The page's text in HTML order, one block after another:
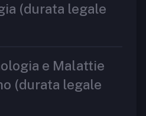
(durata legale
e Malattie
(durata legale